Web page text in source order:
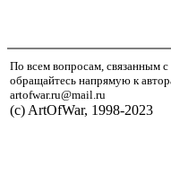
По всем вопросам, связанным
обращайтесь напрямую к
artofwar.ru@mail.ru
(с) ArtOfWar, 1998-2023